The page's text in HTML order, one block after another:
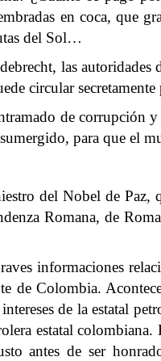
en coca, que
del Sol…
las
circular
de corrupción
para que el
del Nobel de
Romana, de
informaciones
de Colombia.
de la estatal
estatal
antes de ser